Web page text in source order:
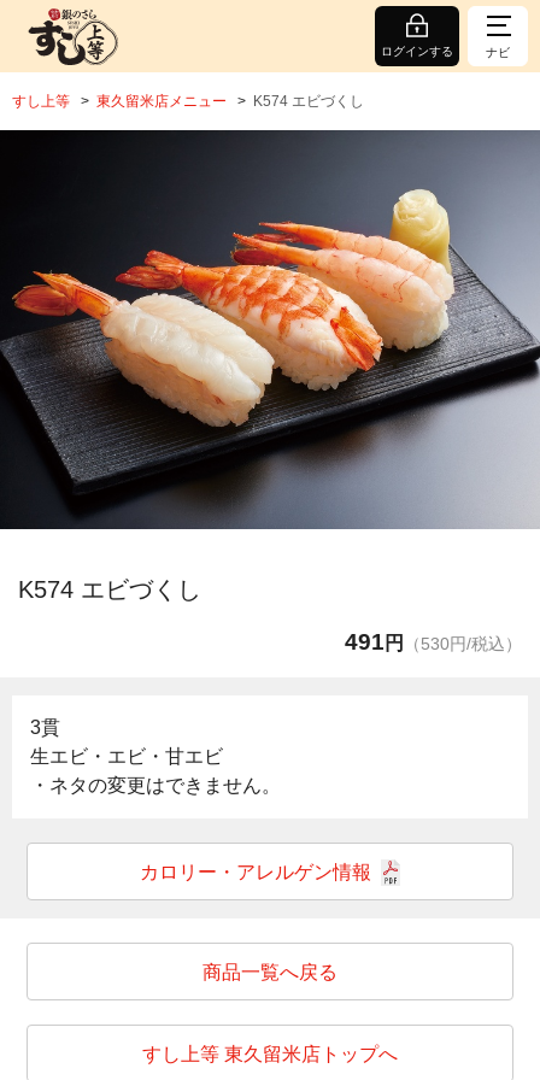
ログインする ナビ
すし上等 東久留米店メニュー K574 エビづくし
K574 エビづくし
491 円 （530円/税込）
3貫
生エビ・エビ・甘エビ
・ネタの変更はできません。
カロリー・アレルゲン情報
商品一覧へ戻る
すし上等 東久留米店トップへ